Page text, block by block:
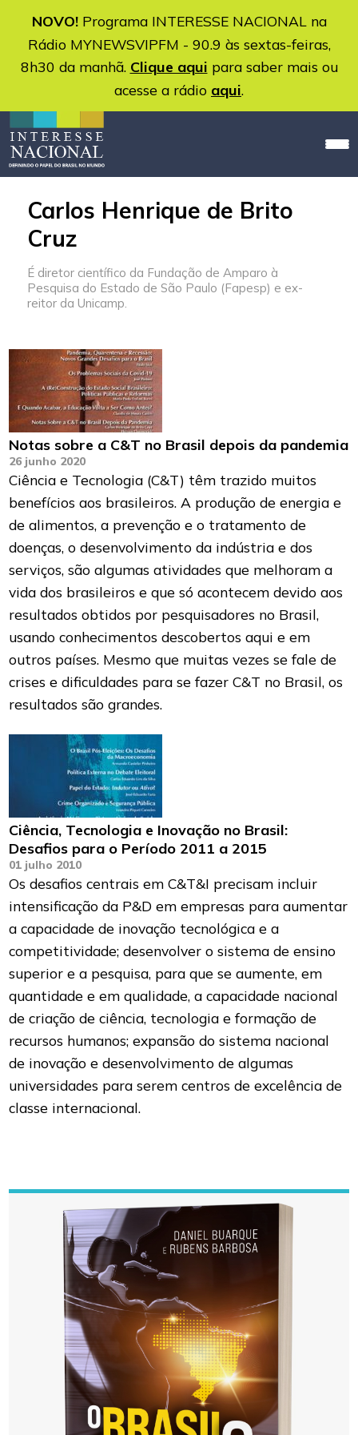
NOVO!Programa INTERESSE NACIONAL na
Rádio MYNEWSVIPFM - 90.9 às sextas-feiras,
8h30 da manhã. Clique aqui para saber mais ou
acesse a rádio aqui.
Carlos Henrique de Brito
Cruz
É diretor científico da Fundação de Amparo à
Pesquisa do Estado de São Paulo (Fapesp) e ex-
reitor da Unicamp.
Notas sobre a C&T no Brasil depois da pandemia
26 junho 2020
Ciência e Tecnologia (C&T) têm trazido muitos
benefícios aos brasileiros. A produção de energia e
de alimentos, a prevenção e o tratamento de
doenças, o desenvolvimento da indústria e dos
serviços, são algumas atividades que melhoram a
vida dos brasileiros e que só acontecem devido aos
resultados obtidos por pesquisadores no Brasil,
usando conhecimentos descobertos aqui e em
outros países. Mesmo que muitas vezes se fale de
crises e dificuldades para se fazer C&T no Brasil, os
resultados são grandes.
Ciência, Tecnologia e Inovação no Brasil:
Desafios para o Período 2011 a 2015
01 julho 2010
Os desafios centrais em C&T&I precisam incluir
intensificação da P&D em empresas para aumentar
a capacidade de inovação tecnológica e a
competitividade; desenvolver o sistema de ensino
superior e a pesquisa, para que se aumente, em
quantidade e em qualidade, a capacidade nacional
de criação de ciência, tecnologia e formação de
recursos humanos; expansão do sistema nacional
de inovação e desenvolvimento de algumas
universidades para serem centros de excelência de
classe internacional.